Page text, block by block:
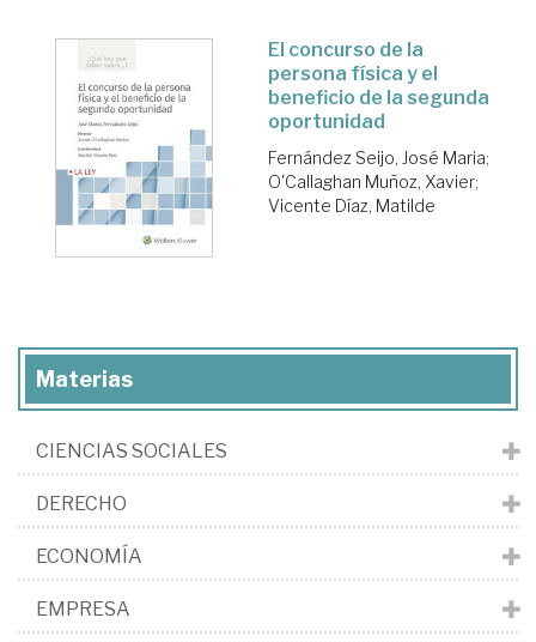
El concurso de la
persona física y el
beneficio de la segunda
oportunidad
Fernández Seijo, José Maria;
O'Callaghan Muñoz, Xavier;
Vicente Díaz, Matilde
Materias
CIENCIAS SOCIALES
DERECHO
ECONOMÍA
EMPRESA